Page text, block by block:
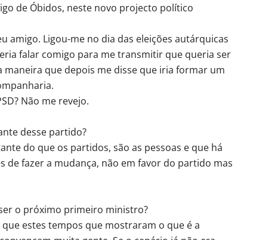
de Óbidos, neste novo projecto político
amigo. Ligou-me no dia das eleições autárquicas
falar comigo para me transmitir que queria ser
maneira que depois me disse que iria formar um
Não me revejo.
desse partido?
do que os partidos, são as pessoas e que há
de fazer a mudança, não em favor do partido mas
o próximo primeiro ministro?
estes tempos que mostraram o que é a